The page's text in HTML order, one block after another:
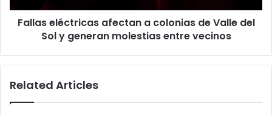
Sol
Fallas eléctricas afectan a colonias de Valle del
Sol y generan molestias entre vecinos
Related Articles